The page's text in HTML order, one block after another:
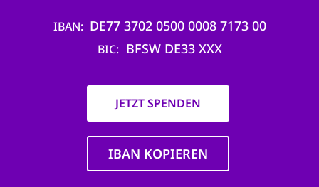
IBAN DE77 3702 0500 0008 7173 00
BIC BFSW DE33 XXX
JETZT SPENDEN
IBAN KOPIEREN